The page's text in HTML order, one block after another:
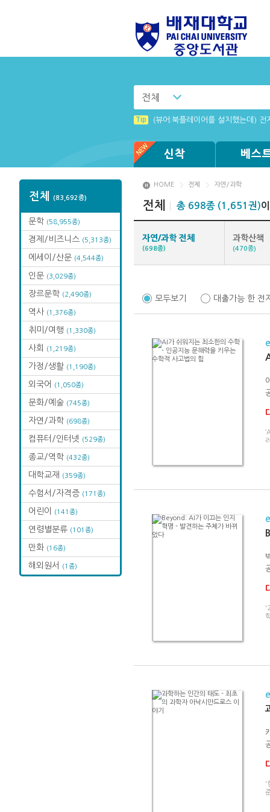
전체
Tip 웅진 OPMS 전자도서관 앱 로그인
신착 베스
전체 (83,692종)
문학 (58,955종)
경제/비즈니스 (5,313종)
에세이/산문 (4,544종)
인문 (3,029종)
장르문학 (2,490종)
역사 (1,376종)
취미/여행 (1,330종)
사회 (1,219종)
가정/생활 (1,190종)
외국어 (1,050종)
문화/예술 (745종)
자연/과학 (698종)
컴퓨터/인터넷 (529종)
종교/역학 (432종)
대학교재 (359종)
수험서/자격증 (171종)
어린이 (141종)
연령별분류 (101종)
만화 (16종)
해외원서 (1종)
HOME 전체 자연/과학
전체 총 698종 (1,651권)
자연/과학 전체
(698종)
과학산책
(470종)
모두보기 대출가능 한 전
'